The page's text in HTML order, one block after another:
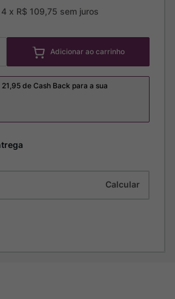
4x R$ 109,75 sem juros
Adicionar ao carrinho
21,95de Cash Back para a sua